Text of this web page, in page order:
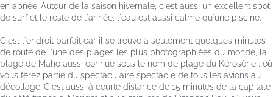
en apnée. Autour de la saison hivernale, c'est aussi un excellent spot
de surf et le reste de l'année, l'eau est aussi calme qu'une piscine.
C'est l'endroit parfait car il se trouve à seulement quelques minutes
de route de l'une des plages les plus photographiées du monde, la
plage de Maho aussi connue sous le nom de plage du Kérosène ; où
vous ferez partie du spectaculaire spectacle de tous les avions au
décollage. C'est aussi à courte distance de 15 minutes de la capitale